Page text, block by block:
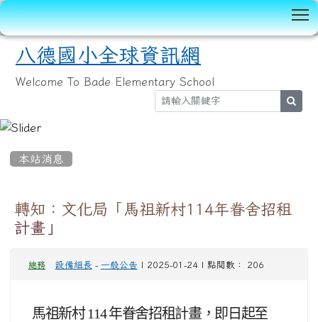
八德國小全球資訊網
Welcome To Bade Elementary School
本站消息
轉知：文化局「馬祖新村114年眷舍招租
計畫」
總務 設備組長 - 一般公告 | 2025-01-24 | 點閱數： 206
馬祖新村 114 年眷舍招租計畫，即日起至